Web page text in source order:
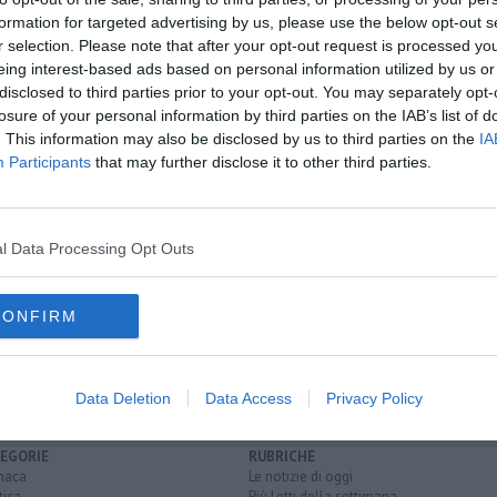
for targeted advertising by us, please use the below opt-out
selection. Please note that after your opt-out request is processed
interest-based ads based on personal information utilized by us
to third parties prior to your opt-out. You may separately
of your personal information by third parties on the IAB’s list of
This information may also be disclosed by us to third parties on the
Participants that may further disclose it to other third parties.
Data Processing Opt Outs
Data Deletion Data Access Privacy Policy
iscriviti allaNewsletter QUInews - ToscanaMedia.
nella tua casella di posta.
firenze santa maria novella
RUBRICHE
Le notizie di oggi